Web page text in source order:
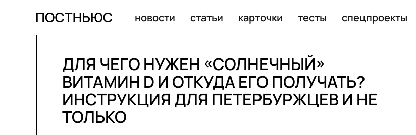
новости статьи карточки тесты спецпроекты
ДЛЯ ЧЕГО НУЖЕН «СОЛНЕЧНЫЙ»
ВИТАМИН D И ОТКУДА ЕГО ПОЛУЧАТЬ?
ИНСТРУКЦИЯ ДЛЯ ПЕТЕРБУРЖЦЕВ И НЕ
ТОЛЬКО